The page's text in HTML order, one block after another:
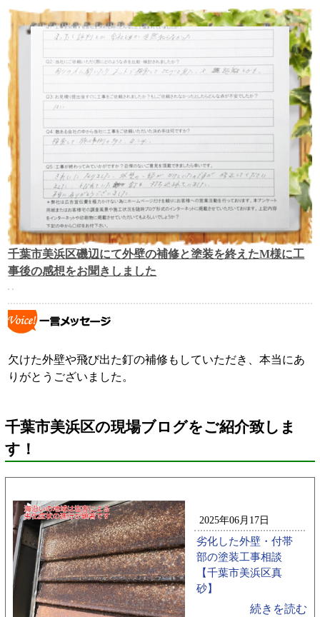
千葉市美浜区磯辺にて外壁の補修と塗装を終えたM様に工
事後の感想をお聞きしました
欠けた外壁や飛び出た釘の補修もしていただき、本当にあ
りがとうございました。
千葉市美浜区の現場ブログをご紹介致しま
す！
2025年06月17日
劣化した外壁・付帯
部の塗装工事相談
【千葉市美浜区真
砂】
続きを読む